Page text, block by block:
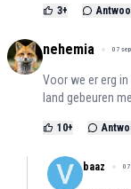
3+
nehemia 07
Voor we er erg
land gebeuren
10+
baaz 07